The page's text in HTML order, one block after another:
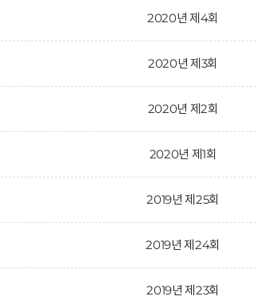
2020년 제4회
2020년 제3회
2020년 제2회
2020년 제1회
2019년 제25회
2019년 제24회
2019년 제23회